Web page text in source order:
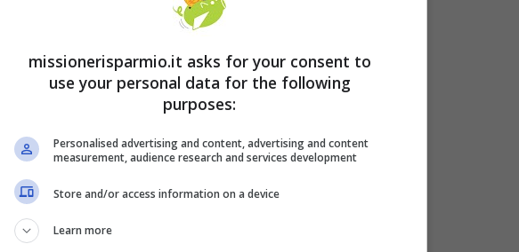
per cento, a Roma del 56 per cento, a Napoli
ma in alcuni comuni potrebbe schizzare a più
di una stangata
missionerisparmio.it asks for your consent to
use your personal data for the following
purposes:
Personalised advertising and content, advertising and content
measurement, audience research and services development
Store and/or access information on a device
Learn more